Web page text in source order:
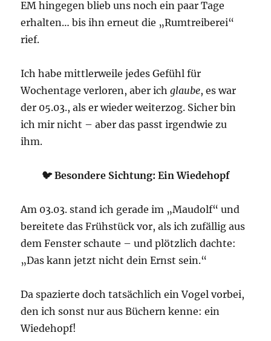
EM hingegen blieb uns noch ein paar Tage
erhalten… bis ihn erneut die „Rumtreiberei“
rief.
Ich habe mittlerweile jedes Gefühl für
Wochentage verloren, aber ichglaube, es war
der 05.03., als er wieder weiterzog. Sicher bin
ich mir nicht – aber das passt irgendwie zu
ihm.
🐦 Besondere Sichtung: Ein Wiedehopf
Am 03.03. stand ich gerade im „Maudolf“ und
bereitete das Frühstück vor, als ich zufällig aus
dem Fenster schaute – und plötzlich dachte:
„Das kann jetzt nicht dein Ernst sein.“
Da spazierte doch tatsächlich ein Vogel vorbei,
den ich sonst nur aus Büchern kenne: ein
Wiedehopf!